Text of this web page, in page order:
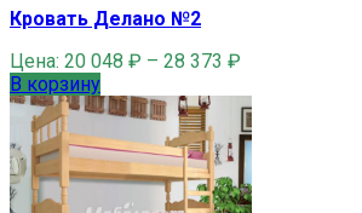
Кровать Делано №2
Цена: 20 048 ₽ – 28 373 ₽
В корзину